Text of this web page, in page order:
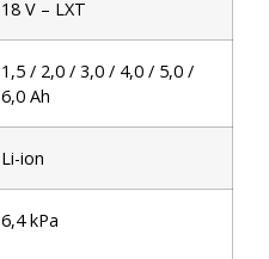
18 V – LXT
1,5 / 2,0 / 3,0 / 4,0 / 5,0 /
6,0 Ah
Li-ion
6,4 kPa